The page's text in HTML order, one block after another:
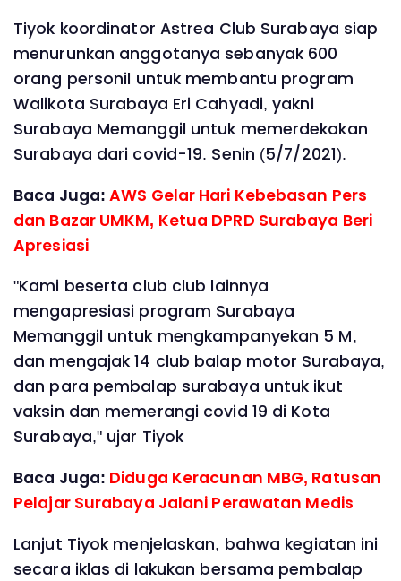
Tiyok koordinator Astrea Club Surabaya siap
menurunkan anggotanya sebanyak 600
orang personil untuk membantu program
Walikota Surabaya Eri Cahyadi, yakni
Surabaya Memanggil untuk memerdekakan
Surabaya dari covid-19. Senin (5/7/2021).
Baca Juga:AWS Gelar Hari Kebebasan Pers
dan Bazar UMKM, Ketua DPRD Surabaya Beri
Apresiasi
"Kami beserta club club lainnya
mengapresiasi program Surabaya
Memanggil untuk mengkampanyekan 5 M,
dan mengajak 14 club balap motor Surabaya,
dan para pembalap surabaya untuk ikut
vaksin dan memerangi covid 19 di Kota
Surabaya," ujar Tiyok
Baca Juga: Diduga Keracunan MBG, Ratusan
Pelajar Surabaya Jalani Perawatan Medis
Lanjut Tiyok menjelaskan, bahwa kegiatan ini
secara iklas di lakukan bersama pembalap